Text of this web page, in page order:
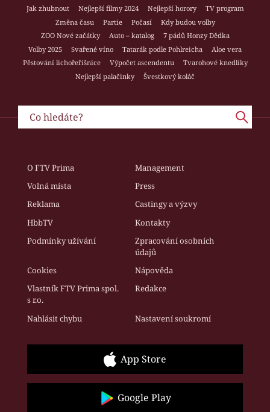
Jak zhubnout Nejlepší filmy 2024 Nejlepší horory
TV program
Změna času
Partie Počasí
Kdy budou volby
ZOO Nové začátky
Auto – katalog
7 pádů Honzy Dědka
Volby 2025
Svařené víno Tatarák podle Pohlreicha
Aloe vera
Pěstování lichořeřišnice
Výpočet ascendentu
Tvarohové knedlíky
Nejlepší palačinky
Švestkový koláč
O FTV Prima
Management
Volná místa
Press
Reklama
Castingy a výzvy
HbbTV
Kontakty
Podmínky užívání
Zpracování osobních
údajů
Cookies
Nápověda
Vlastník FTV Prima spol.
s r.o.
Redakce
Nahlásit chybu Nastavení soukromí
App Store
Google Play